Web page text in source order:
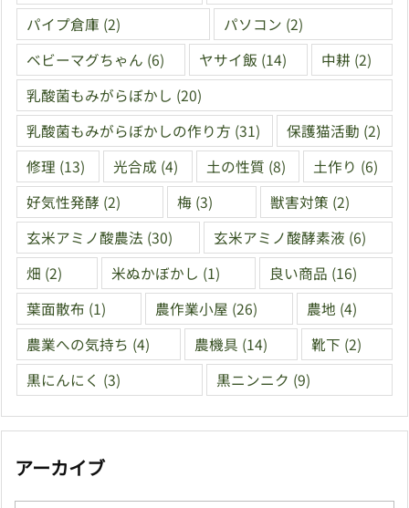
パイプ倉庫 (2) パソコン (2)
ベビーマグちゃん (6) ヤサイ飯 (14) 中耕 (2)
乳酸菌もみがらぼかし (20)
乳酸菌もみがらぼかしの作り方 (31) 保護猫活動 (2)
修理 (13) 光合成 (4) 土の性質 (8) 土作り (6)
好気性発酵 (2) 梅 (3) 獣害対策 (2)
玄米アミノ酸農法 (30) 玄米アミノ酸酵素液 (6)
畑 (2) 米ぬかぼかし (1) 良い商品 (16)
葉面散布 (1) 農作業小屋 (26) 農地 (4)
農業への気持ち (4) 農機具 (14) 靴下 (2)
黒にんにく (3) 黒ニンニク (9)
アーカイブ